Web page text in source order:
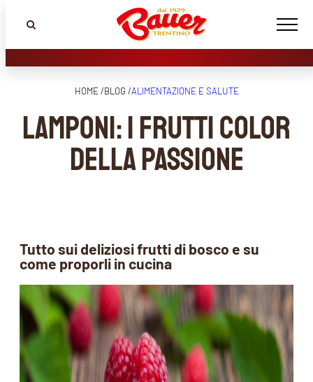
HOME /BLOG /ALIMENTAZIONE E SALUTE
Lamponi: i frutti color
della passione
Tutto sui deliziosi frutti di bosco e su
come proporli in cucina